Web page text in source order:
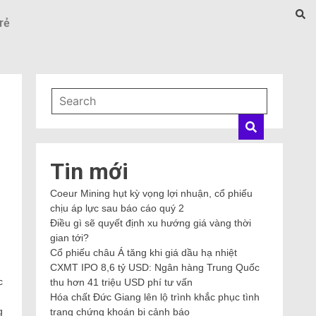
Tin mới
Coeur Mining hụt kỳ vọng lợi nhuận, cổ phiếu
chịu áp lực sau báo cáo quý 2
Điều gì sẽ quyết định xu hướng giá vàng thời
gian tới?
Cổ phiếu châu Á tăng khi giá dầu hạ nhiệt
CXMT IPO 8,6 tỷ USD: Ngân hàng Trung Quốc
thu hơn 41 triệu USD phí tư vấn
Hóa chất Đức Giang lên lộ trình khắc phục tình
trạng chứng khoán bị cảnh báo